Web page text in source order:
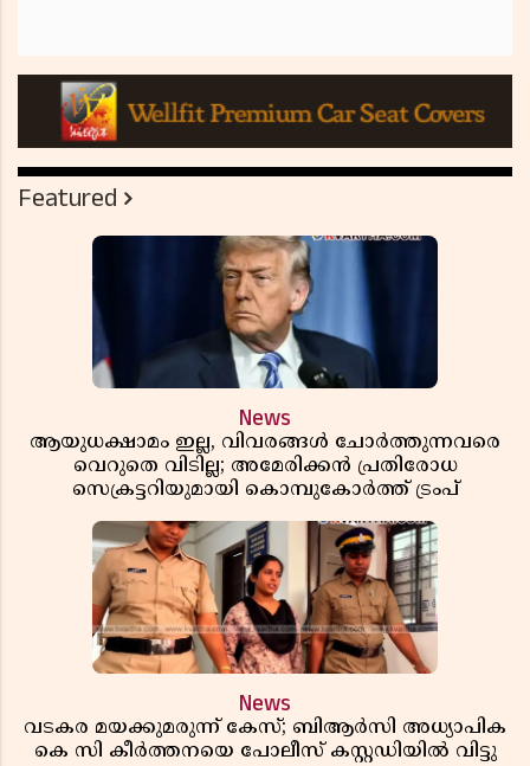
Featured
News
ആയുധക്ഷാമം ഇല്ല, വിവരങ്ങൾ ചോർത്തുന്നവരെ
വെറുതെ വിടില്ല; അമേരിക്കൻ പ്രതിരോധ
സെക്രട്ടറിയുമായി കൊമ്പുകോർത്ത് ട്രംപ്
News
വടകര മയക്കുമരുന്ന് കേസ്; ബിആർസി അധ്യാപിക
കെ സി കീർത്തനയെ പോലീസ് കസ്റ്റഡിയിൽ വിട്ടു